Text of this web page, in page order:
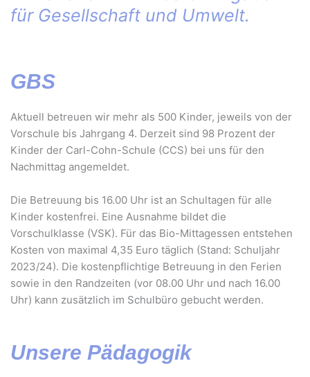
für Gesellschaft und Umwelt.
GBS
Aktuell betreuen wir mehr als 500 Kinder, jeweils von der
Vorschule bis Jahrgang 4. Derzeit sind 98 Prozent der
Kinder der Carl-Cohn-Schule (CCS) bei uns für den
Nachmittag angemeldet.
Die Betreuung bis 16.00 Uhr ist an Schultagen für alle
Kinder kostenfrei. Eine Ausnahme bildet die
Vorschulklasse (VSK). Für das Bio-Mittagessen entstehen
Kosten von maximal 4,35 Euro täglich (Stand: Schuljahr
2023/24). Die kostenpflichtige Betreuung in den Ferien
sowie in den Randzeiten (vor 08.00 Uhr und nach 16.00
Uhr) kann zusätzlich im Schulbüro gebucht werden.
Unsere Pädagogik